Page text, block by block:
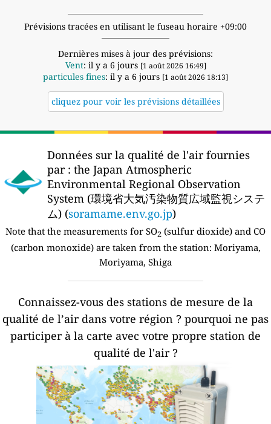
Prévisions tracées en utilisant le fuseau horaire +09:00
Dernières mises à jour des prévisions:
Vent: il y a 6 jours [1 août 2026 16:49]
particules fines: il y a 6 jours [1 août 2026 18:13]
cliquez pour voir les prévisions détaillées
Données sur la qualité de l'air fournies
par : the Japan Atmospheric
Environmental Regional Observation
System (環境省大気汚染物質広域監視システ
ム) (soramame.env.go.jp)
Note that the measurements for SO2 (sulfur dioxide) and CO
(carbon monoxide) are taken from the station: Moriyama,
Moriyama, Shiga
Connaissez-vous des stations de mesure de la
qualité de l’air dans votre région ? pourquoi ne pas
participer à la carte avec votre propre station de
qualité de l'air ?